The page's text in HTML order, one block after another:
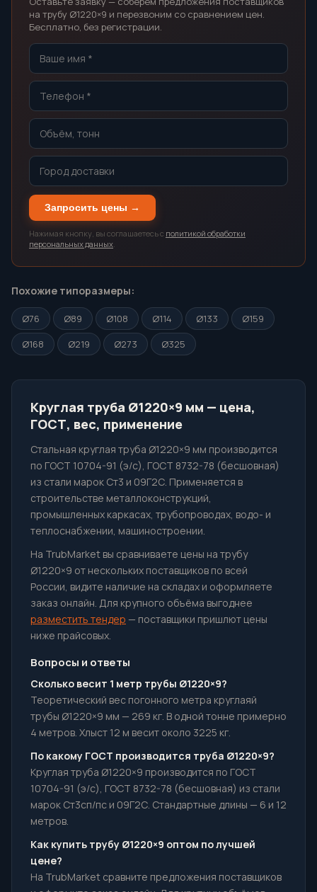
на трубу Ø1220×9 и перезвоним со сравнением цен.
Бесплатно, без регистрации.
Запросить цены →
Нажимая кнопку, вы соглашаетесь с политикой обработки
персональных данных.
Похожие типоразмеры:
Ø76 Ø89 Ø108 Ø114 Ø133
Ø159
Ø168
Ø219 Ø273 Ø325
Круглая труба Ø1220×9 мм — цена,
ГОСТ, вес, применение
Стальная круглая труба Ø1220×9 мм производится
по ГОСТ 10704-91 (э/с), ГОСТ 8732-78 (бесшовная)
из стали марок Ст3 и 09Г2С. Применяется в
строительстве металлоконструкций,
промышленных каркасах, трубопроводах, водо- и
теплоснабжении, машиностроении.
На TrubMarket вы сравниваете цены на трубу
Ø1220×9 от нескольких поставщиков по всей
России, видите наличие на складах и оформляете
заказ онлайн. Для крупного объёма выгоднее
разместить тендер — поставщики пришлют цены
ниже прайсовых.
Вопросы и ответы
Сколько весит 1 метр трубы Ø1220×9?
Теоретический вес погонного метра круглаяй
трубы Ø1220×9 мм — 269 кг. В одной тонне примерно
4 метров. Хлыст 12 м весит около 3225 кг.
По какому ГОСТ производится труба Ø1220×9?
Круглая труба Ø1220×9 производится по ГОСТ
10704-91 (э/с), ГОСТ 8732-78 (бесшовная) из стали
марок Ст3сп/пс и 09Г2С. Стандартные длины — 6 и 12
метров.
Как купить трубу Ø1220×9 оптом по лучшей
цене?
На TrubMarket сравните предложения поставщиков